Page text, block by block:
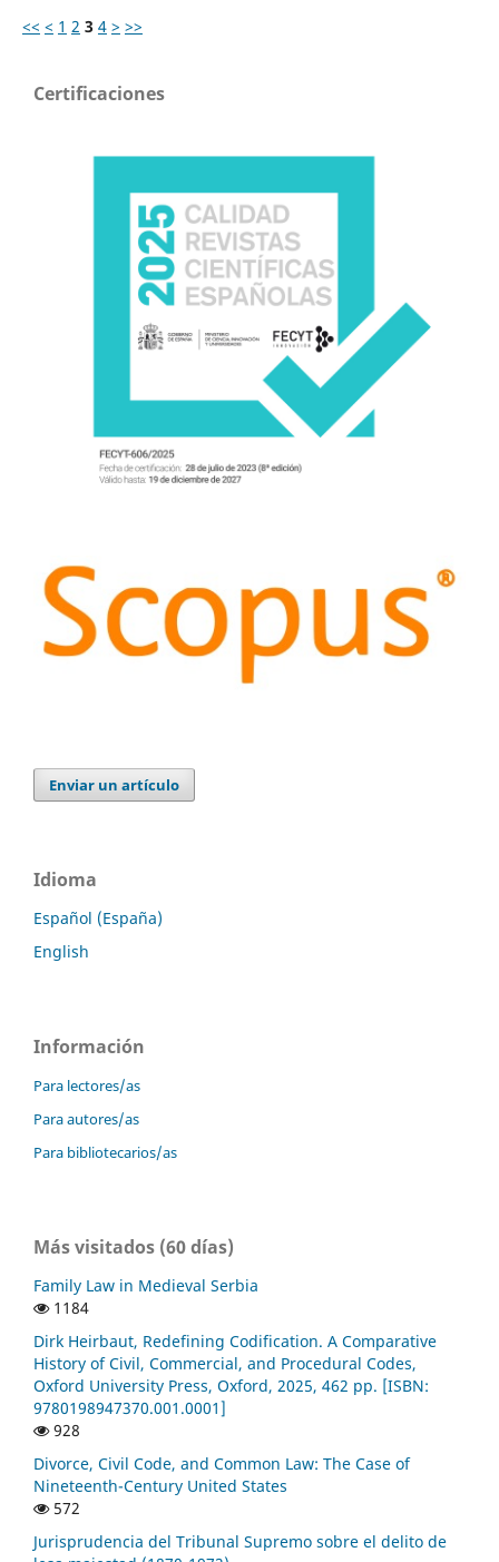
<< < 1 2 3 4 > >>
Certificaciones
Enviar un artículo
Idioma
Español (España)
English
Información
Para lectores/as
Para autores/as
Para bibliotecarios/as
Más visitados (60 días)
Family Law in Medieval Serbia
1184
Dirk Heirbaut, Redefining Codification. A Comparative
History of Civil, Commercial, and Procedural Codes,
Oxford University Press, Oxford, 2025, 462 pp. [ISBN:
9780198947370.001.0001]
928
Divorce, Civil Code, and Common Law: The Case of
Nineteenth-Century United States
572
Jurisprudencia del Tribunal Supremo sobre el delito de